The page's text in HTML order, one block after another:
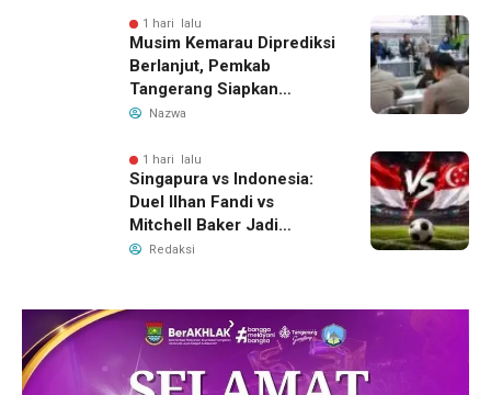
Pengelolaan Limbah
1 hari lalu
Musim Kemarau Diprediksi
Berlanjut, Pemkab
Tangerang Siapkan
Langkah Antisipasi Krisis
Nazwa
1 hari lalu
Singapura vs Indonesia:
Duel Ilhan Fandi vs
Mitchell Baker Jadi
Sorotan di Piala AFF 2026
Redaksi